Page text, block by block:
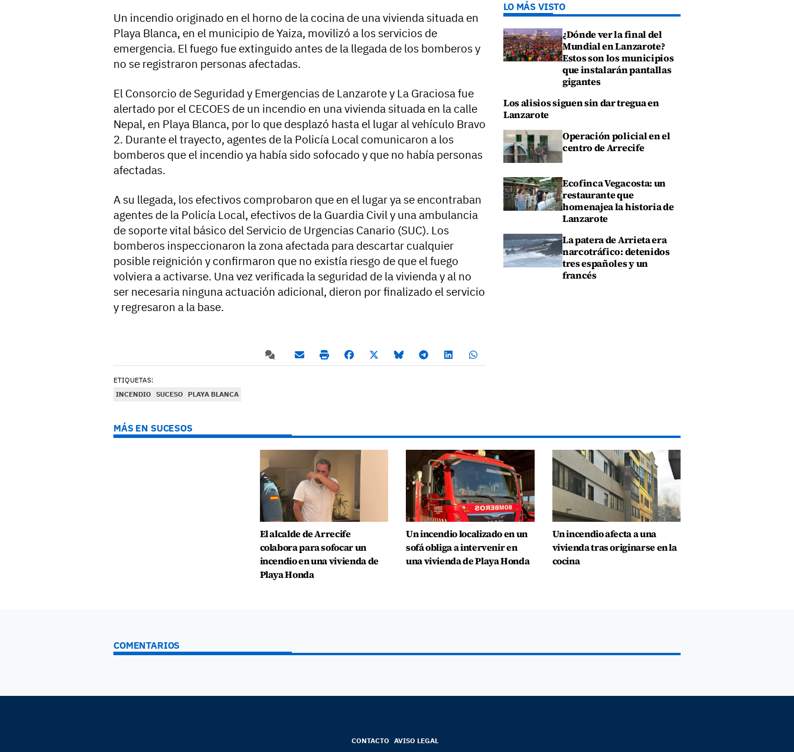
Un incendio originado en el horno de la cocina de una vivienda situada en
Playa Blanca, en el municipio de Yaiza, movilizó a los servicios de
emergencia. El fuego fue extinguido antes de la llegada de los bomberos y
no se registraron personas afectadas.
El Consorcio de Seguridad y Emergencias de Lanzarote y La Graciosa fue
alertado por el CECOES de un incendio en una vivienda situada en la calle
Nepal, en Playa Blanca, por lo que desplazó hasta el lugar al vehículo Bravo
2. Durante el trayecto, agentes de la Policía Local comunicaron a los
bomberos que el incendio ya había sido sofocado y que no había personas
afectadas.
A su llegada, los efectivos comprobaron que en el lugar ya se encontraban
agentes de la Policía Local, efectivos de la Guardia Civil y una ambulancia
de soporte vital básico del Servicio de Urgencias Canario (SUC). Los
bomberos inspeccionaron la zona afectada para descartar cualquier
posible reignición y confirmaron que no existía riesgo de que el fuego
volviera a activarse. Una vez verificada la seguridad de la vivienda y al no
ser necesaria ninguna actuación adicional, dieron por finalizado el servicio
y regresaron a la base.
ETIQUETAS:
INCENDIO SUCESO PLAYA BLANCA
LO MÁS VISTO
¿Dónde ver la final del
Mundial en Lanzarote?
Estos son los municipios
que instalarán pantallas
gigantes
Los alisios siguen sin dar tregua en
Lanzarote
Operación policial en el
centro de Arrecife
Ecofinca Vegacosta: un
restaurante que
homenajea la historia de
Lanzarote
La patera de Arrieta era
narcotráfico: detenidos
tres españoles y un
francés
MÁS EN SUCESOS
El alcalde de Arrecife
colabora para sofocar un
incendio en una vivienda de
Playa Honda
Un incendio localizado en un
sofá obliga a intervenir en
una vivienda de Playa Honda
Un incendio afecta a una
vivienda tras originarse en la
cocina
COMENTARIOS
CONTACTO AVISO LEGAL